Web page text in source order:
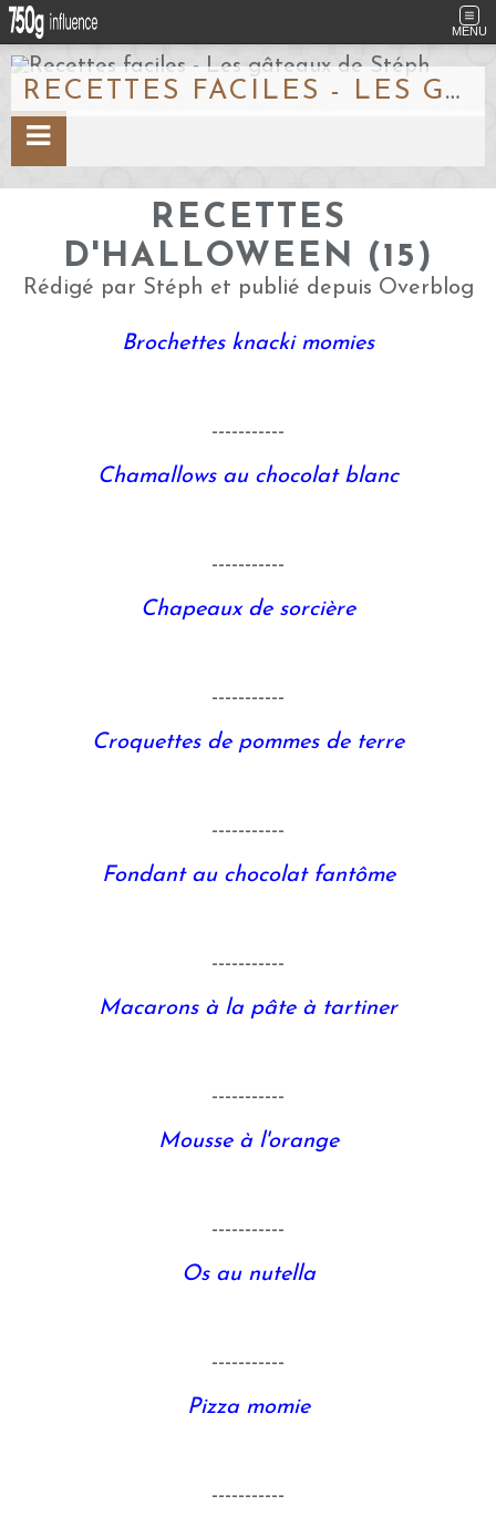
MENU
RECETTES FACILES - LES GÂTEAUX DE STÉPH
RECETTES
D'HALLOWEEN (15)
Rédigé par Stéph et publié depuis Overblog
Brochettes knacki momies
-----------
Chamallows au chocolat blanc
-----------
Chapeaux de sorcière
-----------
Croquettes de pommes de terre
-----------
Fondant au chocolat fantôme
-----------
Macarons à la pâte à tartiner
-----------
Mousse à l'orange
-----------
Os au nutella
-----------
Pizza momie
-----------